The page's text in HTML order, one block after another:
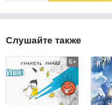
Слушайте также
6+